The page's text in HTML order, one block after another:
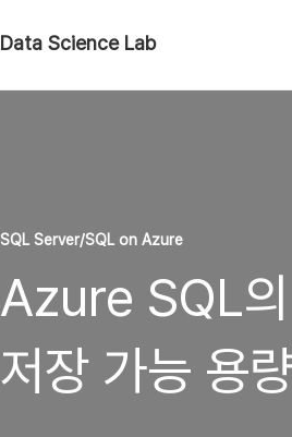
Data Science Lab
SQL Server/SQL on Azure
Azure SQL의
저장 가능 용